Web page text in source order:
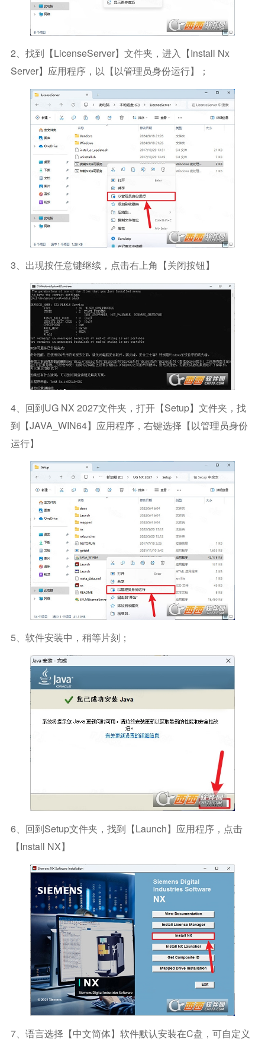
2、找到【LicenseServer】文件夹，进入【install Nx
Server】应用程序，以【以管理员身份运行】；
3、出现按任意键继续，点击右上角【关闭按钮】
4、回到UG NX 2027文件夹，打开【Setup】文件夹，找
到【JAVA_WIN64】应用程序，右键选择【以管理员身份
运行】
5、软件安装中，稍等片刻；
6、回到Setup文件夹，找到【Launch】应用程序，点击
【Install NX】
7、语言选择【中文简体】软件默认安装在C盘，可自定义